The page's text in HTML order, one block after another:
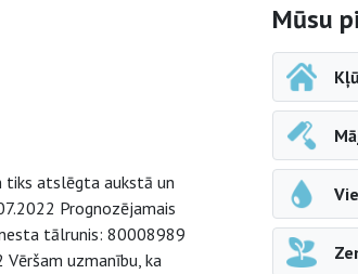
tiks atslēgta aukstā un
Prognozējamais
tālrunis: 80008989
uzmanību, ka
Sāna
Mūsu